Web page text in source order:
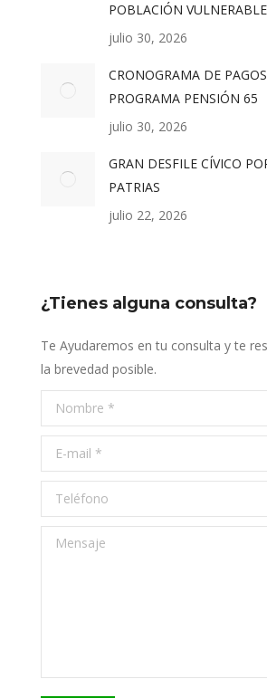
POBLACIÓN VULNERABLE
julio 30, 2026
CRONOGRAMA DE
PROGRAMA PENSIÓN 65
julio 30, 2026
GRAN DESFILE CÍVICO
PATRIAS
julio 22, 2026
¿Tienes alguna consulta?
Te Ayudaremos en tu consulta y te
la brevedad posible.
Nombre *
E-mail *
Teléfono
Mensaje